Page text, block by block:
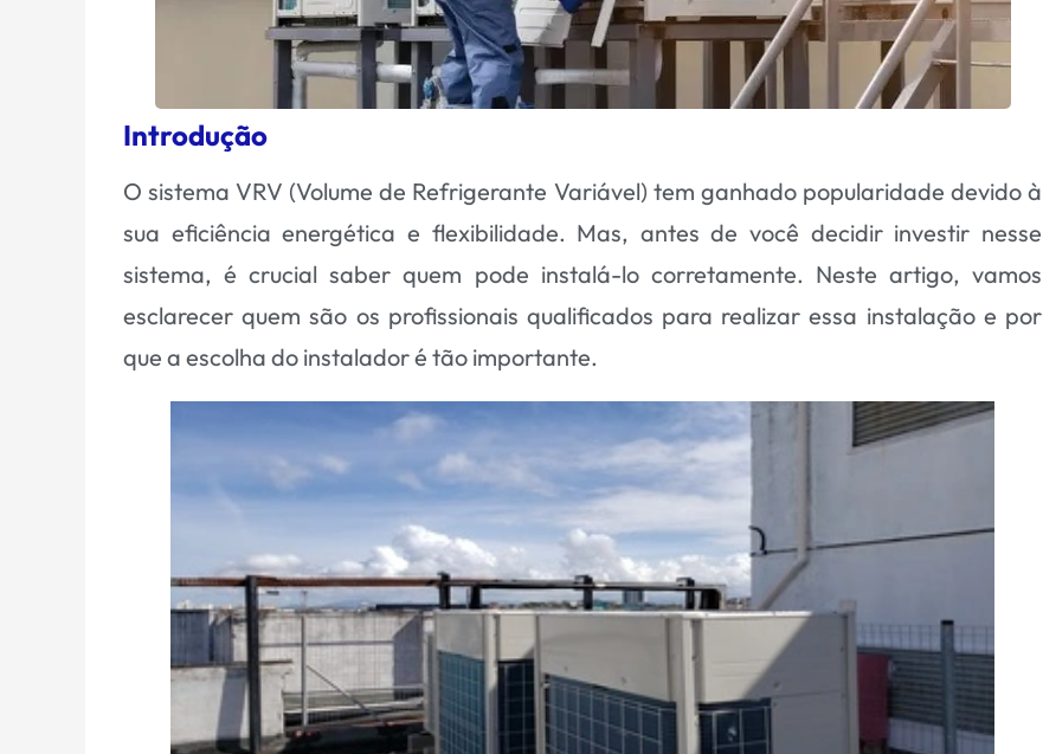
Introdução
Osistema VRV (Volume de Refrigerante Variável) tem ganhado popularidade devido à
sua eficiência energética e flexibilidade. Mas, antes de você decidir investir nesse
sistema, é crucial saber quem pode instalá-lo corretamente. Neste artigo, vamos
esclarecer quem são os profissionais qualificados para realizar essa instalação e por
que a escolha do instalador é tão importante.